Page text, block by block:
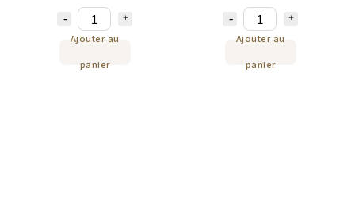
Ajouter au
panier
Ajouter au
panier